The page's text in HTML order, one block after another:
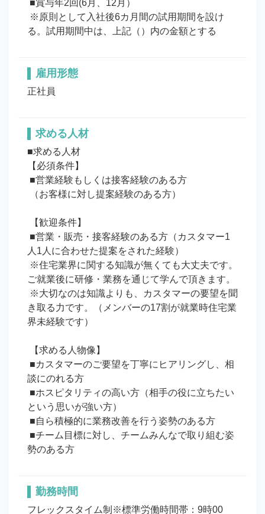
る。試用期間中は、上記（）内の金額とする
雇用形態
正社員
求める人材
■求める人材
【必須条件】
人1人に合わせた提案をされた経験）
ご就業後に研修・業務を通じて学んで頂きます。
き取る力です。（メンバーの17割が就業時住宅業
界未経験です）
談にのれる方
という思いが強い方）
勤務時間
フレックスタイム制※標準労働時間帯：9時00